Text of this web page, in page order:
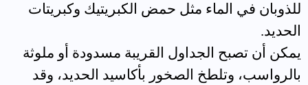
للذوبان في الماء مثل حمض الكبريتيك وكبريتات
الحديد.
يمكن أن تصبح الجداول القريبة مسدودة أو ملوثة
بالرواسب، وتلطخ الصخور بأكاسيد الحديد، وقد